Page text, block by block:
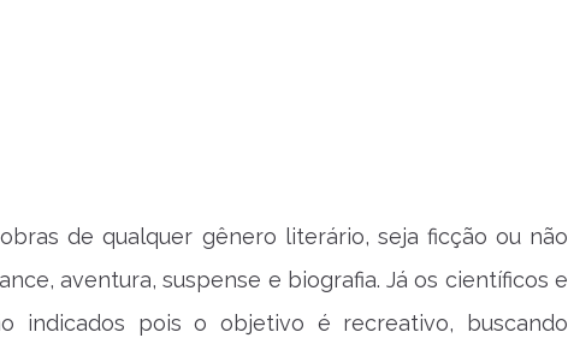
de qualquer gênero literário, seja ficção ou não
aventura, suspense e biografia. Já os científicos e
indicados pois o objetivo é recreativo, buscando